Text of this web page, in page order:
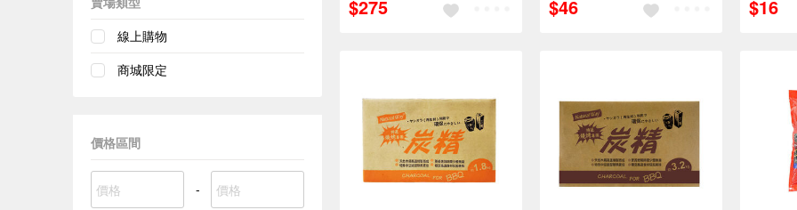
線上購物
商城限定
價格區間
-
$275 $46 $16